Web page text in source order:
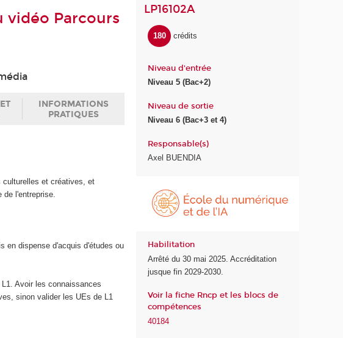
vidéo Parcours
INFORMATIONS
PRATIQUES
culturelles et créatives, et
de l'entreprise.
en dispense d'acquis d'études ou
Avoir les connaissances
sinon valider les UEs de L1
LP16102A
180 crédits
Niveau d'entrée
Niveau 5 (Bac+2)
Niveau de sortie
Niveau 6 (Bac+3 et 4)
Responsable(s)
Axel BUENDIA
Habilitation
Arrêté du 30 mai 2025. Accréditation
jusque fin 2029-2030.
Voir la fiche Rncp et les blocs de
compétences
40184